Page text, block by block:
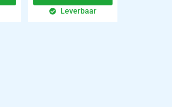
Leverbaar